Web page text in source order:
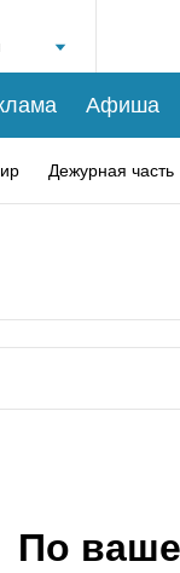
Афиша
Дежурная часть
По